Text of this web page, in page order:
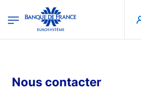
Banque de France - Menu Principal
Nous contacter